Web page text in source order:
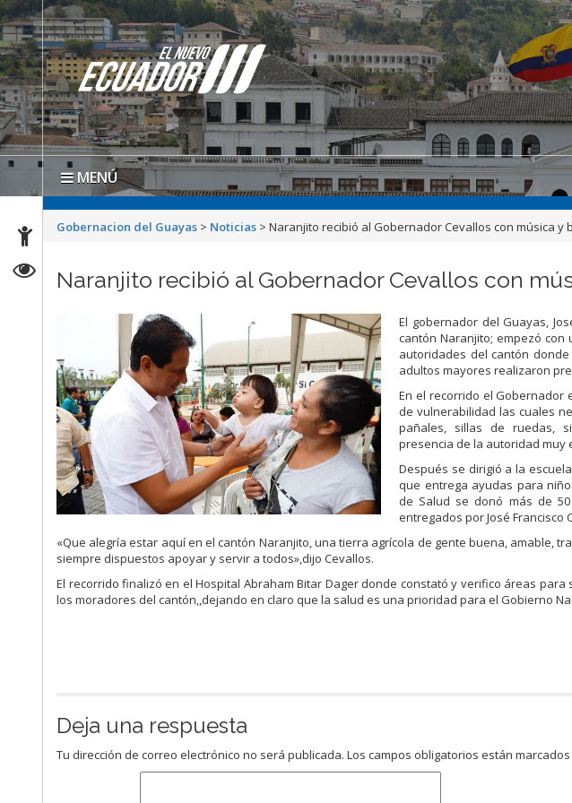
MENÚ
Gobernacion del Guayas > Noticias >Naranjito recibió al Gobernador Cevallos con música y
Naranjito recibió al Gobernador Cevallos con
El gobernador del Guayas,
cantón Naranjito; empezó
autoridades del cantón
adultos mayores realizaron
En el recorrido el Gobernador
de vulnerabilidad las cuales
pañales, sillas de ruedas,
presencia de la autoridad muy
Después se dirigió a la
que entrega ayudas para
de Salud se donó más de
entregados por José Francisco
«Que alegría estar aquí en el cantón Naranjito, una tierra agrícola de gente buena, amable,
siempre dispuestos apoyar y servir a todos»,dijo Cevallos.
El recorrido finalizó en el Hospital Abraham Bitar Dager donde constató y verifico áreas
los moradores del cantón,,dejando en claro que la salud es una prioridad para el Gobierno
Deja una respuesta
Tu dirección de correo electrónico no será publicada. Los campos obligatorios están